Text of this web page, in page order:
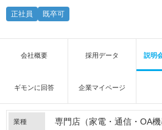
正社員 既卒可
会社概要 採用データ 説明
ギモンに回答 企業マイページ
業種 専門店（家電・通信・OA機